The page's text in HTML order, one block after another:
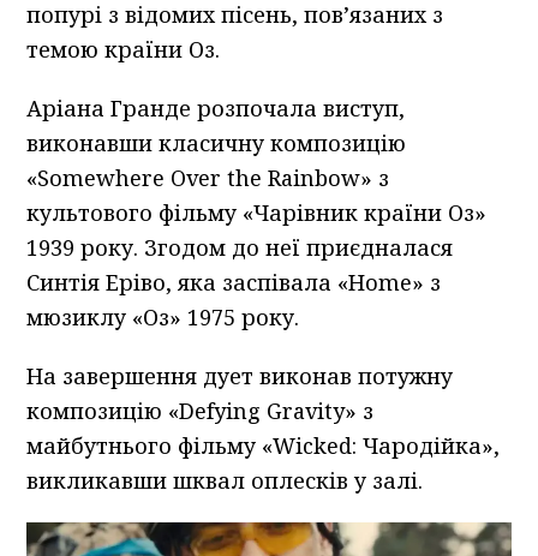
попурі з відомих пісень, пов’язаних з
темою країни Оз.
Аріана Гранде розпочала виступ,
виконавши класичну композицію
«Somewhere Over the Rainbow» з
культового фільму «Чарівник країни Оз»
1939 року. Згодом до неї приєдналася
Синтія Еріво, яка заспівала «Home» з
мюзиклу «Оз» 1975 року.
На завершення дует виконав потужну
композицію «Defying Gravity» з
майбутнього фільму «Wicked: Чародійка»,
викликавши шквал оплесків у залі.